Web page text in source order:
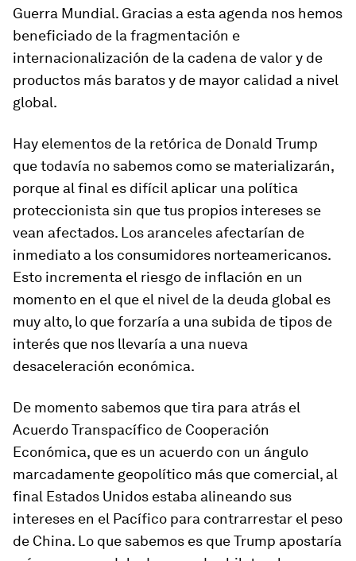
Guerra Mundial. Gracias a esta agenda nos hemos
beneficiado de la fragmentación e
internacionalización de la cadena de valor y de
productos más baratos y de mayor calidad a nivel
global.
Hay elementos de la retórica de Donald Trump
que todavía no sabemos como se materializarán,
porque al final es difícil aplicar una política
proteccionista sin que tus propios intereses se
vean afectados. Los aranceles afectarían de
inmediato a los consumidores norteamericanos.
Esto incrementa el riesgo de inflación en un
momento en el que el nivel de la deuda global es
muy alto, lo que forzaría a una subida de tipos de
interés que nos llevaría a una nueva
desaceleración económica.
De momento sabemos que tira para atrás el
Acuerdo Transpacífico de Cooperación
Económica, que es un acuerdo con un ángulo
marcadamente geopolítico más que comercial, al
final Estados Unidos estaba alineando sus
intereses en el Pacífico para contrarrestar el peso
de China. Lo que sabemos es que Trump apostaría